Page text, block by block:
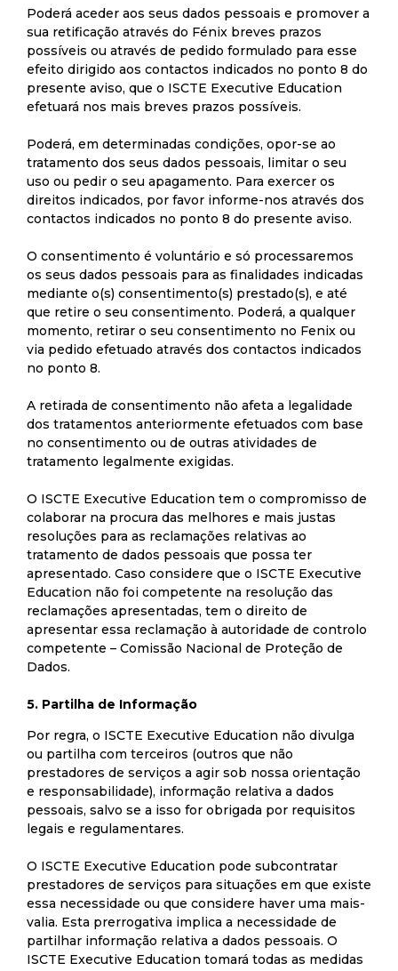
Poderá aceder aos seus dados pessoais e promover a
sua retificação através do Fénix breves prazos
possíveis ou através de pedido formulado para esse
efeito dirigido aos contactos indicados no ponto 8 do
presente aviso, que o ISCTE Executive Education
efetuará nos mais breves prazos possíveis.
Poderá, em determinadas condições, opor-se ao
tratamento dos seus dados pessoais, limitar o seu
uso ou pedir o seu apagamento. Para exercer os
direitos indicados, por favor informe-nos através dos
contactos indicados no ponto 8 do presente aviso.
O consentimento é voluntário e só processaremos
os seus dados pessoais para as finalidades indicadas
mediante o(s) consentimento(s) prestado(s), e até
que retire o seu consentimento. Poderá, a qualquer
momento, retirar o seu consentimento no Fenix ou
via pedido efetuado através dos contactos indicados
no ponto 8.
A retirada de consentimento não afeta a legalidade
dos tratamentos anteriormente efetuados com base
no consentimento ou de outras atividades de
tratamento legalmente exigidas.
O ISCTE Executive Education tem o compromisso de
colaborar na procura das melhores e mais justas
resoluções para as reclamações relativas ao
tratamento de dados pessoais que possa ter
apresentado. Caso considere que o ISCTE Executive
Education não foi competente na resolução das
reclamações apresentadas, tem o direito de
apresentar essa reclamação à autoridade de controlo
competente – Comissão Nacional de Proteção de
Dados.
5. Partilha de Informação
Por regra, o ISCTE Executive Education não divulga
ou partilha com terceiros (outros que não
prestadores de serviços a agir sob nossa orientação
e responsabilidade), informação relativa a dados
pessoais, salvo se a isso for obrigada por requisitos
legais e regulamentares.
O ISCTE Executive Education pode subcontratar
prestadores de serviços para situações em que existe
essa necessidade ou que considere haver uma mais-
valia. Esta prerrogativa implica a necessidade de
partilhar informação relativa a dados pessoais. O
ISCTE Executive Education tomará todas as medidas